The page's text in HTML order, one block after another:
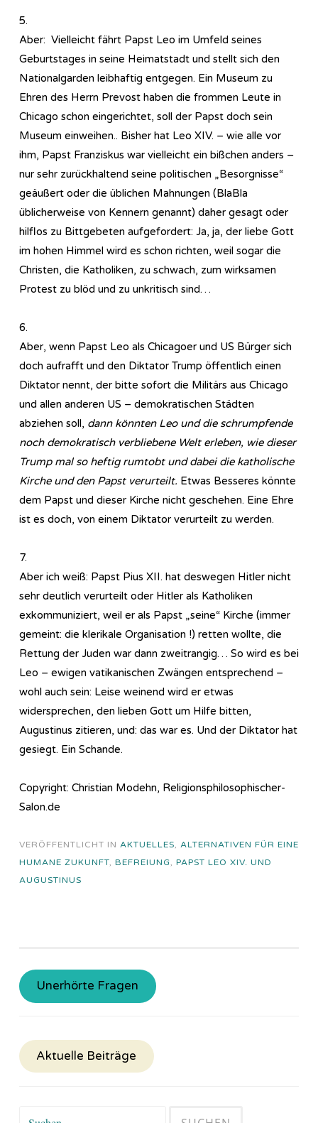
5.
Aber: Vielleicht fährt Papst Leo im Umfeld seines
Geburtstages in seine Heimatstadt und stellt sich den
Nationalgarden leibhaftig entgegen. Ein Museum zu
Ehren des Herrn Prevost haben die frommen Leute in
Chicago schon eingerichtet, soll der Papst doch sein
Museum einweihen.. Bisher hat Leo XIV. – wie alle vor
ihm, Papst Franziskus war vielleicht ein bißchen anders –
nur sehr zurückhaltend seine politischen „Besorgnisse“
geäußert oder die üblichen Mahnungen (BlaBla
üblicherweise von Kennern genannt) daher gesagt oder
hilflos zu Bittgebeten aufgefordert: Ja, ja, der liebe Gott
im hohen Himmel wird es schon richten, weil sogar die
Christen, die Katholiken, zu schwach, zum wirksamen
Protest zu blöd und zu unkritisch sind…
6.
Aber, wenn Papst Leo als Chicagoer und US Bürger sich
doch aufrafft und den Diktator Trump öffentlich einen
Diktator nennt, der bitte sofort die Militärs aus Chicago
und allen anderen US – demokratischen Städten
abziehen soll, dann könnten Leo und die schrumpfende
noch demokratisch verbliebene Welt erleben, wie dieser
Trump mal so heftig rumtobt und dabei die katholische
Kirche und den Papst verurteilt. Etwas Besseres könnte
dem Papst und dieser Kirche nicht geschehen. Eine Ehre
ist es doch, von einem Diktator verurteilt zu werden.
7.
Aber ich weiß: Papst Pius XII. hat deswegen Hitler nicht
sehr deutlich verurteilt oder Hitler als Katholiken
exkommuniziert, weil er als Papst „seine“ Kirche (immer
gemeint: die klerikale Organisation !) retten wollte, die
Rettung der Juden war dann zweitrangig… So wird es bei
Leo – ewigen vatikanischen Zwängen entsprechend –
wohl auch sein: Leise weinend wird er etwas
widersprechen, den lieben Gott um Hilfe bitten,
Augustinus zitieren, und: das war es. Und der Diktator hat
gesiegt. Ein Schande.
Copyright: Christian Modehn, Religionsphilosophischer-
Salon.de
VERÖFFENTLICHT IN AKTUELLES, ALTERNATIVEN FÜR EINE
HUMANE ZUKUNFT, BEFREIUNG, PAPST LEO XIV. UND
AUGUSTINUS
Unerhörte Fragen
Aktuelle Beiträge
Suchen